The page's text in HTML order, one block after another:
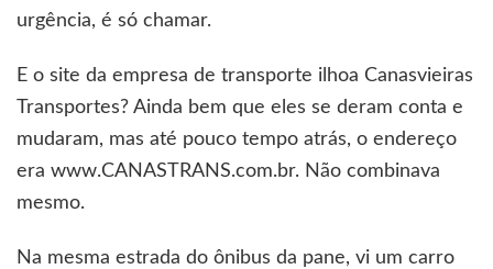
urgência, é só chamar.
E o site da empresa de transporte ilhoa Canasvieiras
Transportes? Ainda bem que eles se deram conta e
mudaram, mas até pouco tempo atrás, o endereço
era www.CANASTRANS.com.br. Não combinava
mesmo.
Na mesma estrada do ônibus da pane, vi um carro